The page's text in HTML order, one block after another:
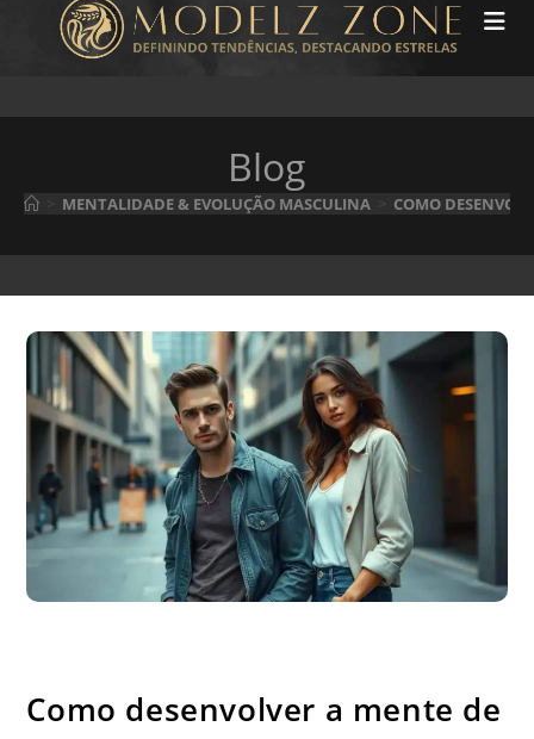
Blog
MENTALIDADE & EVOLUÇÃO MASCULINA COMO
Como desenvolver a mente de